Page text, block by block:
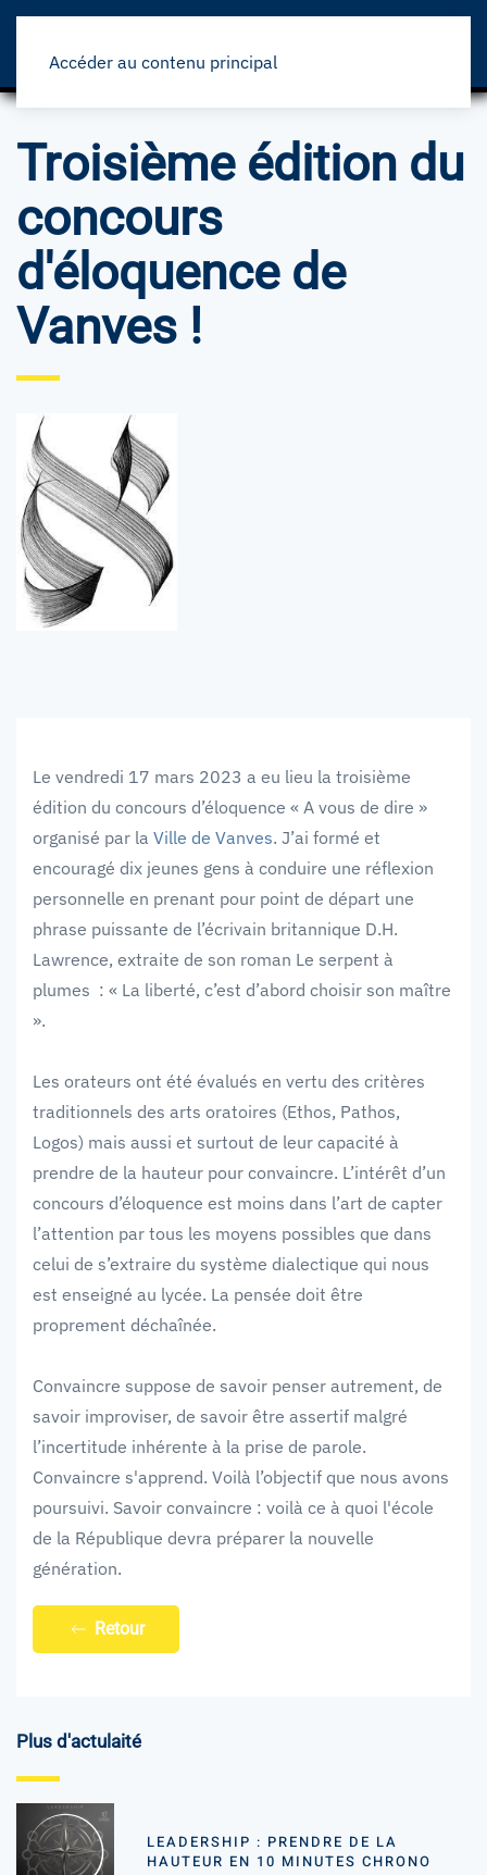
Accéder au contenu principal
Troisième édition du
concours
d'éloquence de
Vanves !
Le vendredi 17 mars 2023 a eu lieu la troisième
édition du concours d’éloquence « A vous de dire »
organisé par la Ville de Vanves. J’ai formé et
encouragé dix jeunes gens à conduire une réflexion
personnelle en prenant pour point de départ une
phrase puissante de l’écrivain britannique D.H.
Lawrence, extraite de son roman Le serpent à
plumes : « La liberté, c’est d’abord choisir son maître
».
Les orateurs ont été évalués en vertu des critères
traditionnels des arts oratoires (Ethos, Pathos,
Logos) mais aussi et surtout de leur capacité à
prendre de la hauteur pour convaincre. L’intérêt d’un
concours d’éloquence est moins dans l’art de capter
l’attention par tous les moyens possibles que dans
celui de s’extraire du système dialectique qui nous
est enseigné au lycée. La pensée doit être
proprement déchaînée.
Convaincre suppose de savoir penser autrement, de
savoir improviser, de savoir être assertif malgré
l’incertitude inhérente à la prise de parole.
Convaincre s'apprend. Voilà l’objectif que nous avons
poursuivi. Savoir convaincre : voilà ce à quoi l'école
de la République devra préparer la nouvelle
génération.
Retour
Plus d'actulaité
LEADERSHIP : PRENDRE DE LA
HAUTEUR EN 10 MINUTES CHRONO
Panneau de gestion des cookies